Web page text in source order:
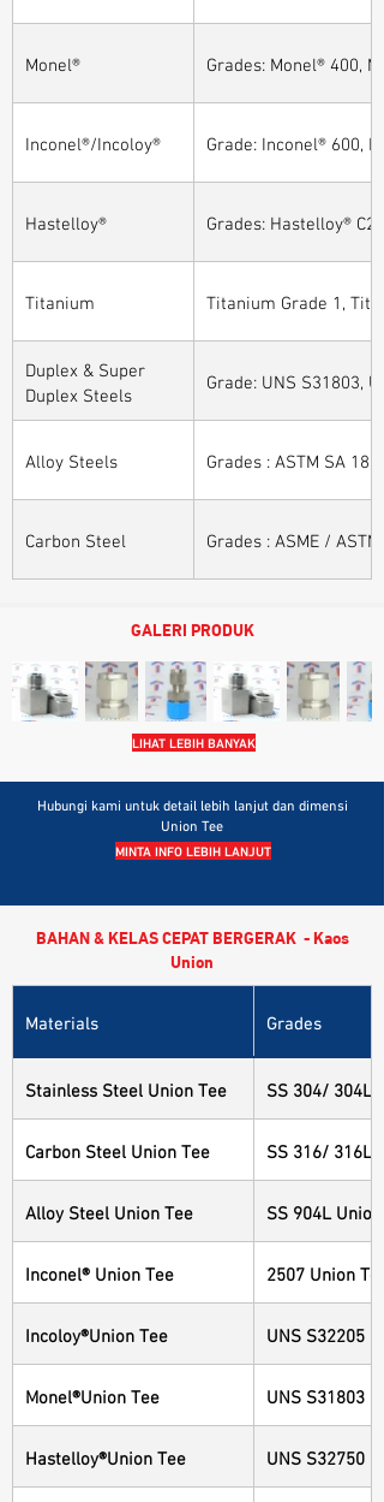
Monel® Grades: Monel® 400,
Inconel®/Incoloy® Grade: Inconel® 600,
Hastelloy® Grades: Hastelloy®
Titanium Titanium Grade 1,
Duplex & Super
Duplex Steels
Grade: UNS S31803,
Alloy Steels Grades : ASTM SA
Carbon Steel Grades : ASME /
GALERI PRODUK
LIHAT LEBIH BANYAK
Hubungi kami untuk detail lebih lanjut dan dimensi
Union Tee
MINTA INFO LEBIH LANJUT
BAHAN & KELAS CEPAT BERGERAK - Kaos
Union
Materials Grades
Stainless Steel Union Tee SS 304/ 304L
Carbon Steel Union Tee SS 316/ 316L
Alloy Steel Union Tee SS 904L Union
Inconel® Union Tee 2507 Union Tee
Incoloy®Union Tee UNS S32205
Monel®Union Tee UNS S31803
Hastelloy®Union Tee UNS S32750